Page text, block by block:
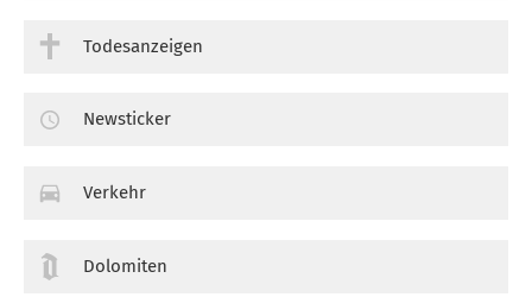
Todesanzeigen
Newsticker
Verkehr
Dolomiten